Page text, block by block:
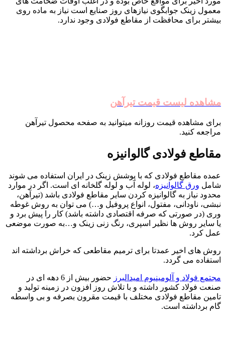
معمول زینک جوابگوی نیازهای روز صنایع است نیاز به ماده روی
بیشتر برای محافظت از مقاطع فولادی وجود ندارد.
مشاهده لیست قیمت تیرآهن
برای مشاهده قیمت روزانه میتوانید به صفحه محصول تیرآهن
مراجعه کنید.
مقاطع فولادی گالوانیزه
عمده مقاطع فولادی که با پوشش زینک در ایران استفاده می شوند
شامل ورق گالوانیزه، لوله آب و لوله گلخانه ای است. اگر در موارد
محدود نیاز به گالوانیزه کردن سایر مقاطع فولادی باشد (تیرآهن،
نبشی، ناودانی، مفتول، انواع پروفیل و…) می توان به روش غوطه
وری (در صورتی که صرفه اقتصادی داشته باشد) کار را پیش برد و
یا سایر روش ها نظیر اسپری، رنگ زنی زینک و…به صورت موضعی
عمل کرد.
روش های اخیر عمدتا برای ترمیم مقاطعی که خراش برداشته اند
استفاده می گردد.
مجتمع فولاد و آلومینیوم امیدالبرز
حضور بیش از 6 دهه ای در
صنعت فولاد کشور داشته و با تلاش روز افزون در زمینه تولید و
تامین مقاطع فولادی مختلف با قیمت مقرون بصرفه و بی واسطه
گام برداشته است.